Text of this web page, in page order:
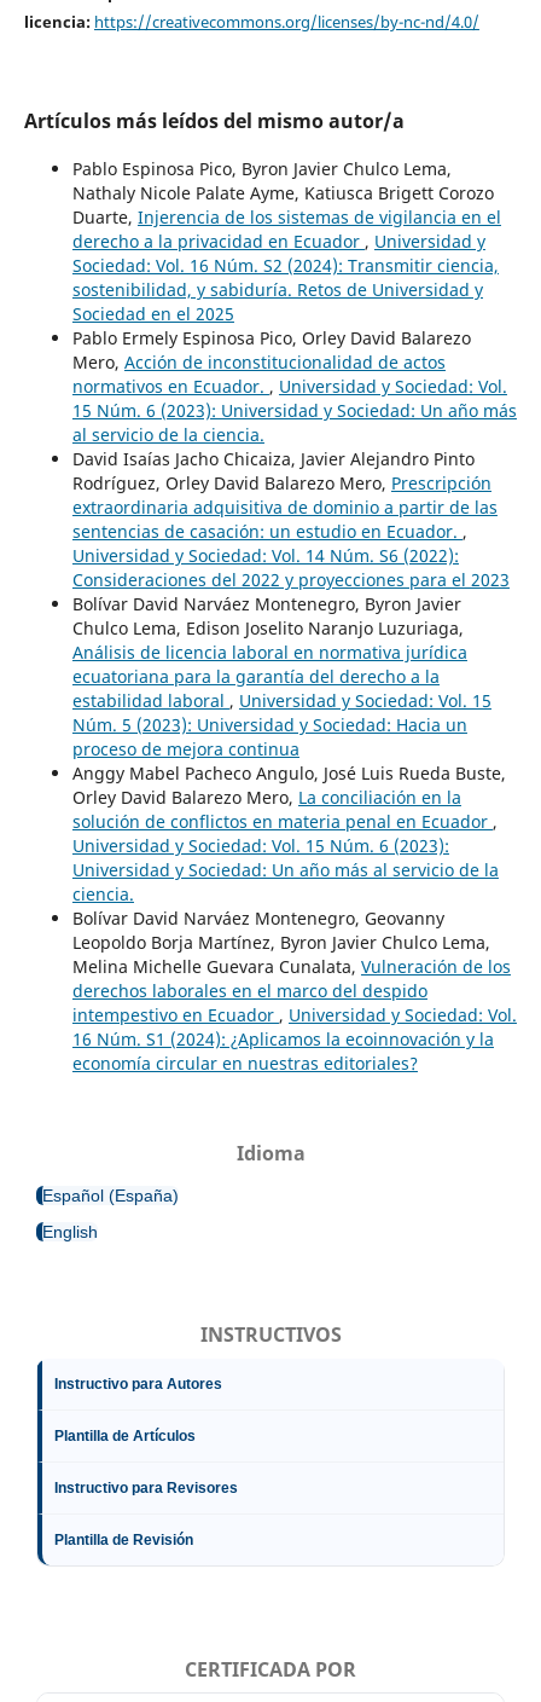
licencia: https://creativecommons.org/licenses/by-nc-nd/4.0/
Artículos más leídos del mismo autor/a
Pablo Espinosa Pico, Byron Javier Chulco Lema,
Nathaly Nicole Palate Ayme, Katiusca Brigett Corozo
Duarte, Injerencia de los sistemas de vigilancia en el
derecho a la privacidad en Ecuador , Universidad y
Sociedad: Vol. 16 Núm. S2 (2024): Transmitir ciencia,
sostenibilidad, y sabiduría. Retos de Universidad y
Sociedad en el 2025
Pablo Ermely Espinosa Pico, Orley David Balarezo
Mero, Acción de inconstitucionalidad de actos
normativos en Ecuador. , Universidad y Sociedad: Vol.
15 Núm. 6 (2023): Universidad y Sociedad: Un año más
al servicio de la ciencia.
David Isaías Jacho Chicaiza, Javier Alejandro Pinto
Rodríguez, Orley David Balarezo Mero, Prescripción
extraordinaria adquisitiva de dominio a partir de las
sentencias de casación: un estudio en Ecuador. ,
Universidad y Sociedad: Vol. 14 Núm. S6 (2022):
Consideraciones del 2022 y proyecciones para el 2023
Bolívar David Narváez Montenegro, Byron Javier
Chulco Lema, Edison Joselito Naranjo Luzuriaga,
Análisis de licencia laboral en normativa jurídica
ecuatoriana para la garantía del derecho a la
estabilidad laboral , Universidad y Sociedad: Vol. 15
Núm. 5 (2023): Universidad y Sociedad: Hacia un
proceso de mejora continua
Anggy Mabel Pacheco Angulo, José Luis Rueda Buste,
Orley David Balarezo Mero, La conciliación en la
solución de conflictos en materia penal en Ecuador ,
Universidad y Sociedad: Vol. 15 Núm. 6 (2023):
Universidad y Sociedad: Un año más al servicio de la
ciencia.
Bolívar David Narváez Montenegro, Geovanny
Leopoldo Borja Martínez, Byron Javier Chulco Lema,
Melina Michelle Guevara Cunalata, Vulneración de los
derechos laborales en el marco del despido
intempestivo en Ecuador , Universidad y Sociedad: Vol.
16 Núm. S1 (2024): ¿Aplicamos la ecoinnovación y la
economía circular en nuestras editoriales?
Idioma
Español (España)
English
INSTRUCTIVOS
Instructivo para Autores
Plantilla de Artículos
Instructivo para Revisores
Plantilla de Revisión
CERTIFICADA POR